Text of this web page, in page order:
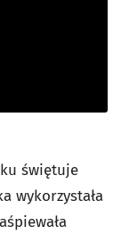
świętuje
wykorzystała